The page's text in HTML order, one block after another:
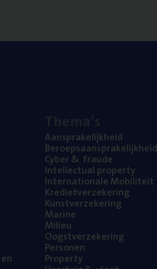
Aan­spra­ke­lijk­heid
Beroeps­aan­spra­ke­lijk­heid
Cyber& fraude
Intel­lec­tu­al property
Inter­na­ti­o­na­le Mobiliteit
Kre­diet­ver­ze­ke­ring
Kunst­ver­ze­ke­ring
Mari­ne
Mili­eu
Oogst­ver­ze­ke­ring
Per­so­nen
Pro­per­ty